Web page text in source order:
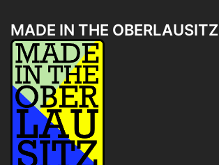
MADE IN THE OBERLAUSITZ